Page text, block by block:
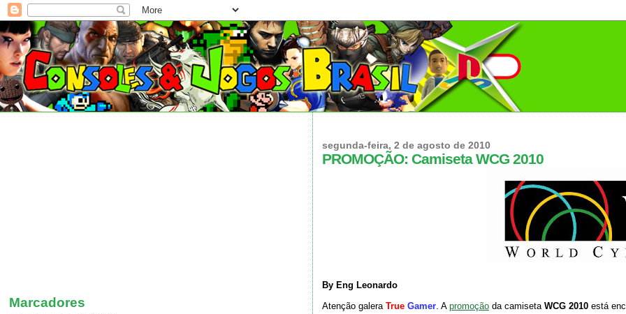
segunda-feira, 2 de agosto de 2010
PROMOÇÃO: Camiseta WCG 2010
By Eng Leonardo
Atenção galeraTrue Gamer. Apromoção da camisetaWCG 2010 está
Marcadores